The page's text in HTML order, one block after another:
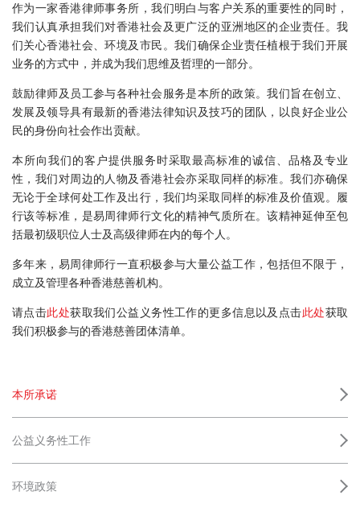
作为一家香港律师事务所，我们明白与客户关系的重要性的同时，
我们认真承担我们对香港社会及更广泛的亚洲地区的企业责任。我
们关心香港社会、环境及市民。我们确保企业责任植根于我们开展
业务的方式中，并成为我们思维及哲理的一部分。
鼓励律师及员工参与各种社会服务是本所的政策。我们旨在创立、
发展及领导具有最新的香港法律知识及技巧的团队，以良好企业公
民的身份向社会作出贡献。
本所向我们的客户提供服务时采取最高标准的诚信、品格及专业
性，我们对周边的人物及香港社会亦采取同样的标准。我们亦确保
无论于全球何处工作及出行，我们均采取同样的标准及价值观。履
行该等标准，是易周律师行文化的精神气质所在。该精神延伸至包
括最初级职位人士及高级律师在内的每个人。
多年来，易周律师行一直积极参与大量公益工作，包括但不限于，
成立及管理各种香港慈善机构。
请点击此处获取我们公益义务性工作的更多信息以及点击此处获取
我们积极参与的香港慈善团体清单。
本所承诺
公益义务性工作
环境政策